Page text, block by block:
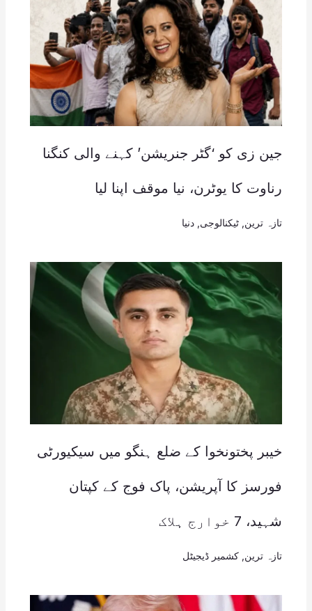
جین زی کو ‘گٹر جنریشن’ کہنے والی کنگنا
رناوت کا یوٹرن، نیا موقف اپنا لیا
تازہ ترین ٹیکنالوجی دنیا
خیبر پختونخوا کے ضلع ہنگو میں سیکیورٹی
فورسز کا آپریشن، پاک فوج کے کپتان
شہید، 7 خوارج ہلاک
تازہ ترین کشمیر ڈیجیٹل